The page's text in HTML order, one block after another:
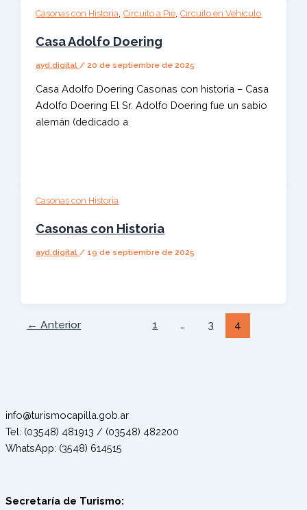
Casonas con Historia ,Circuito a Pie ,Circuito en Vehículo
Casa Adolfo Doering
ayd.digital / 20 de septiembre de 2025
Casa Adolfo Doering Casonas con historia – Casa
Adolfo Doering El Sr. Adolfo Doering fue un sabio
alemán (dedicado a
Casonas con Historia
Casonas con Historia
ayd.digital/19 de septiembre de 2025
← Anterior 1 … 3 4
info@turismocapilla.gob.ar
Tel: (03548) 481913 / (03548) 482200
WhatsApp: (3548) 614515
Secretaría de Turismo: